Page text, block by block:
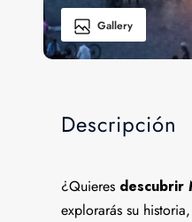
Gallery
Descripción
¿Quieres descubrir
explorarás su